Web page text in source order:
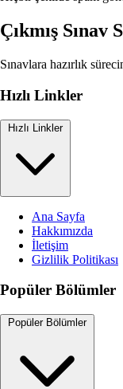
Çıkmış Sınav
Sınavlara hazırlık
Hızlı Linkler
Hızlı Linkler
Ana Sayfa
Hakkımızda
İletişim
Gizlilik Politikası
Popüler Bölümler
Popüler Bölümler